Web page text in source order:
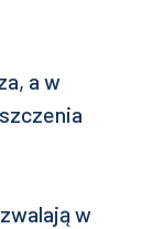
a w
w